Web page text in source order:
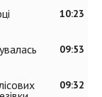
10:23
09:53
09:32